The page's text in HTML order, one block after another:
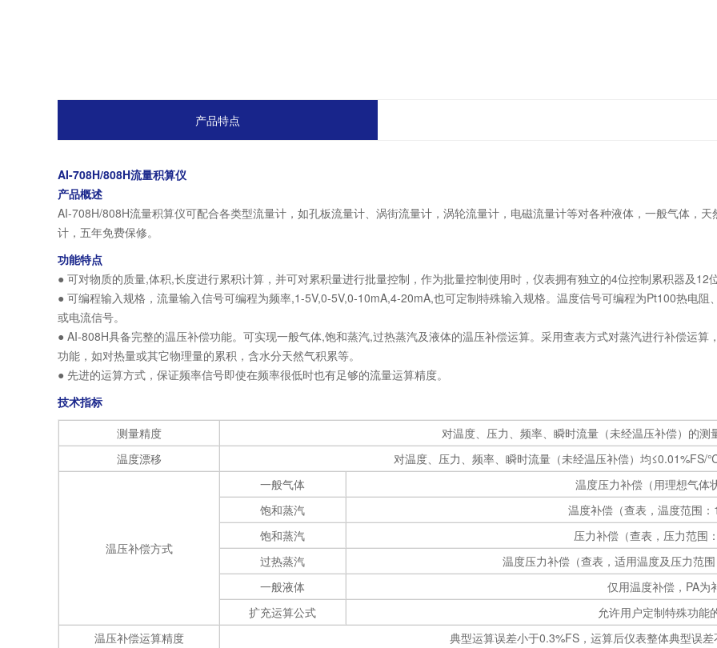
产品特点
AI-708H/808H流量积算仪
产品概述
AI-708H/808H流量积算仪可配合各类型流量计，如孔板流量计、涡街流量计，涡轮流量计，电磁流量计等对各种液体，一般气体，
计，五年免费保修。
功能特点
● 可对物质的质量,体积,长度进行累积计算，并可对累积量进行批量控制，作为批量控制使用时，仪表拥有独立的4位控制累积器及12
● 可编程输入规格，流量输入信号可编程为频率,1-5V,0-5V,0-10mA,4-20mA,也可定制特殊输入规格。温度信号可编程为Pt100热电
或电流信号。
● AI-808H具备完整的温压补偿功能。可实现一般气体,饱和蒸汽,过热蒸汽及液体的温压补偿运算。采用查表方式对蒸汽进行补偿运
功能，如对热量或其它物理量的累积，含水分天然气积累等。
● 先进的运算方式，保证频率信号即使在频率很低时也有足够的流量运算精度。
技术指标
测量精度
对温度、压力、频率、瞬时流量（未经温压补偿）的测
温度漂移
对温度、压力、频率、瞬时流量（未经温压补偿）均
温压补偿方式
一般气体
温度压力补偿（用理想气体
饱和蒸汽
温度补偿（查表，温度范
饱和蒸汽
压力补偿（查表，压力范围
过热蒸汽
温度压力补偿（查表，适用温度及压力范
一般液体
仅用温度补偿，PA为
扩充运算公式
允许用户定制特殊功能
温压补偿运算精度
典型运算误差小于0.3%FS，运算后仪表整体典型误